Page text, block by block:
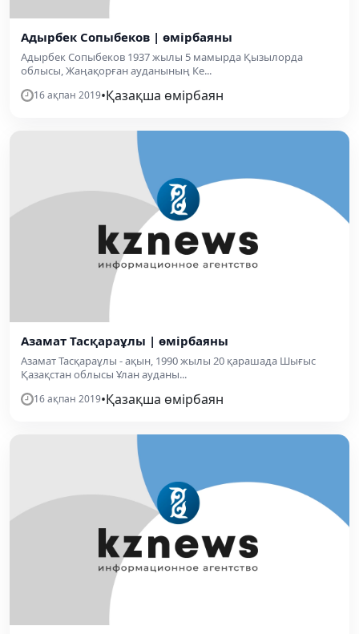
Адырбек Сопыбеков | өмірбаяны
Адырбек Сопыбеков 1937 жылы 5 мамырда Қызылорда
облысы, Жаңақорған ауданының Ке...
16 ақпан 2019•Қазақша өмірбаян
Азамат Тасқараұлы | өмірбаяны
Азамат Тасқараұлы - ақын, 1990 жылы 20 қарашада Шығыс
Қазақстан облысы Ұлан ауданы...
16 ақпан 2019•Қазақша өмірбаян